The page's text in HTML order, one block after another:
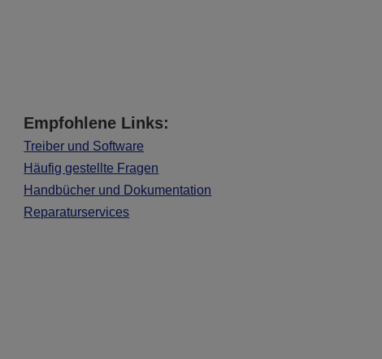
Empfohlene Links:
Treiber und Software
Häufig gestellte Fragen
Handbücher und Dokumentation
Reparaturservices